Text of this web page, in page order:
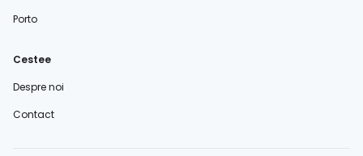
Porto
Cestee
Despre noi
Contact